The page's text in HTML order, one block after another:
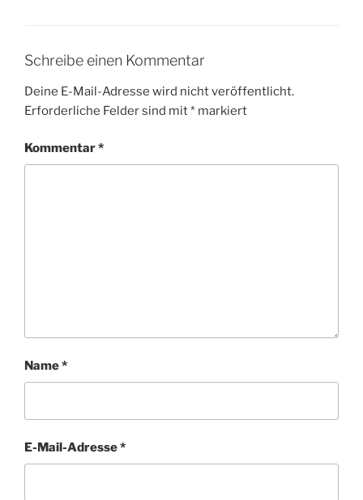
Schreibe einen Kommentar
Deine E-Mail-Adresse wird nicht veröffentlicht.
Erforderliche Felder sind mit* markiert
Kommentar*
Name*
E-Mail-Adresse*